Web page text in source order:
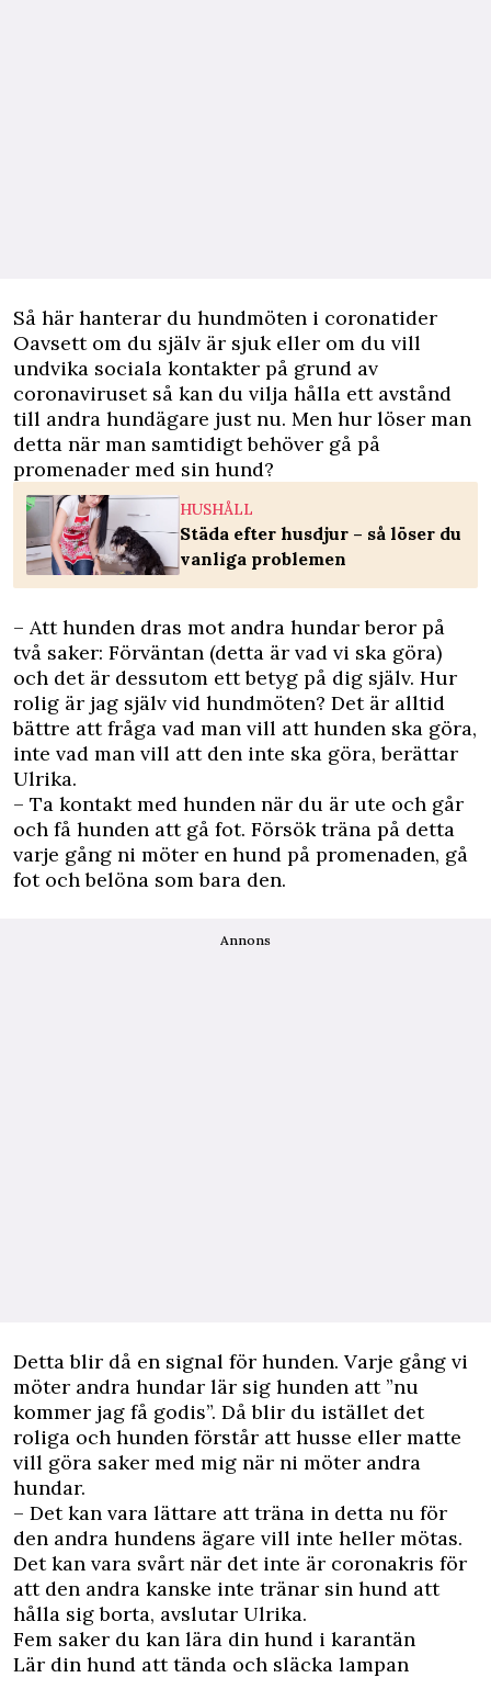
Så här hanterar du hundmöten i coronatider
Oavsett om du själv är sjuk eller om du vill
undvika sociala kontakter på grund av
coronaviruset så kan du vilja hålla ett avstånd
till andra hundägare just nu. Men hur löser man
detta när man samtidigt behöver gå på
promenader med sin hund?
HUSHÅLL
Städa efter husdjur – så löser du
vanliga problemen
– Att hunden dras mot andra hundar beror på
två saker: Förväntan (detta är vad vi ska göra)
och det är dessutom ett betyg på dig själv. Hur
rolig är jag själv vid hundmöten? Det är alltid
bättre att fråga vad man vill att hunden ska göra,
inte vad man vill att den inte ska göra, berättar
Ulrika.
– Ta kontakt med hunden när du är ute och går
och få hunden att gå fot. Försök träna på detta
varje gång ni möter en hund på promenaden, gå
fot och belöna som bara den.
Annons
Detta blir då en signal för hunden. Varje gång vi
möter andra hundar lär sig hunden att ”nu
kommer jag få godis”. Då blir du istället det
roliga och hunden förstår att husse eller matte
vill göra saker med mig när ni möter andra
hundar.
– Det kan vara lättare att träna in detta nu för
den andra hundens ägare vill inte heller mötas.
Det kan vara svårt när det inte är coronakris för
att den andra kanske inte tränar sin hund att
hålla sig borta, avslutar Ulrika.
Fem saker du kan lära din hund i karantän
Lär din hund att tända och släcka lampan